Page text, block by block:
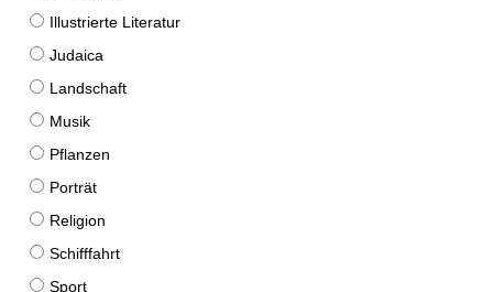
Illustrierte Literatur
Judaica
Landschaft
Musik
Pflanzen
Porträt
Religion
Schifffahrt
Sport